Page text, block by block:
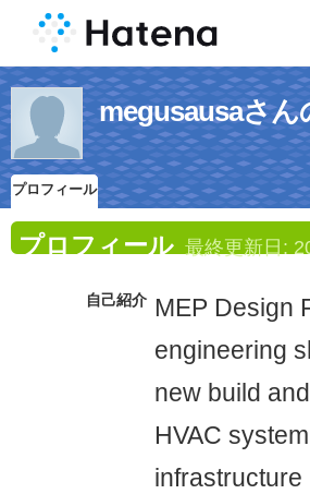
megusausaさん
プロフィール
プロフィール 最終更新日:
自己紹介 MEP Design
engineering
new build
HVAC
infrastructure